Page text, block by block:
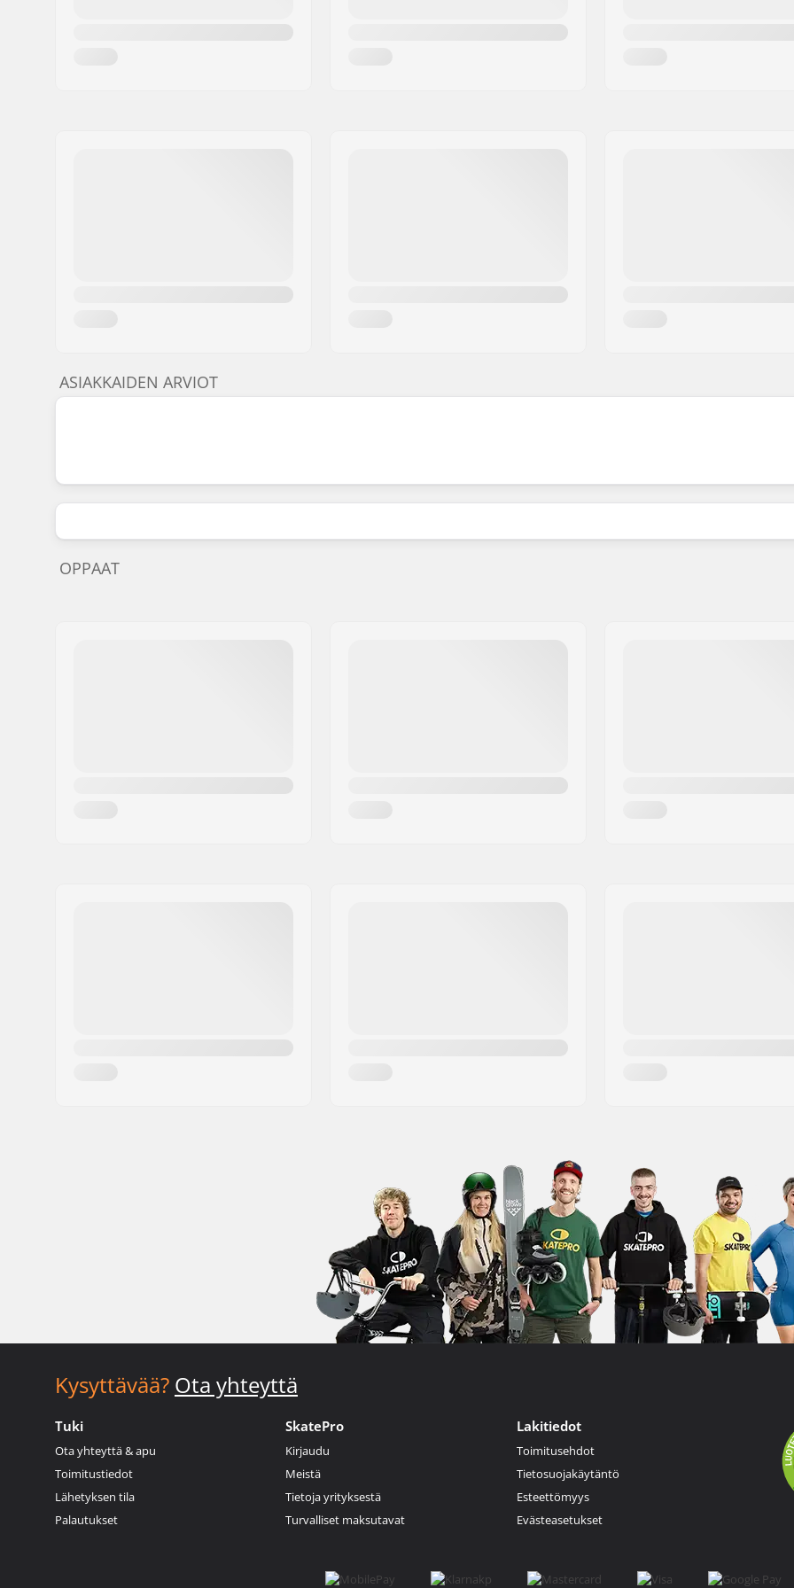
ASIAKKAIDEN ARVIOT
OPPAAT
Kysyttävää? Ota yhteyttä
Tuki
Ota yhteyttä & apu
Toimitustiedot
Lähetyksen tila
Palautukset
SkatePro
Kirjaudu
Meistä
Tietoja yrityksestä
Turvalliset maksutavat
Lakitiedot
Toimitusehdot
Tietosuojakäytäntö
Esteettömyys
Evästeasetukset